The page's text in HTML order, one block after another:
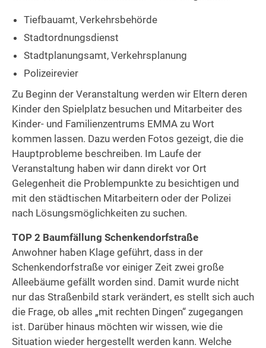
Tiefbauamt, Verkehrsbehörde
Stadtordnungsdienst
Stadtplanungsamt, Verkehrsplanung
Polizeirevier
Zu Beginn der Veranstaltung werden wir Eltern deren
Kinder den Spielplatz besuchen und Mitarbeiter des
Kinder- und Familienzentrums EMMA zu Wort
kommen lassen. Dazu werden Fotos gezeigt, die die
Hauptprobleme beschreiben. Im Laufe der
Veranstaltung haben wir dann direkt vor Ort
Gelegenheit die Problempunkte zu besichtigen und
mit den städtischen Mitarbeitern oder der Polizei
nach Lösungsmöglichkeiten zu suchen.
TOP 2 Baumfällung Schenkendorfstraße
Anwohner haben Klage geführt, dass in der
Schenkendorfstraße vor einiger Zeit zwei große
Alleebäume gefällt worden sind. Damit wurde nicht
nur das Straßenbild stark verändert, es stellt sich auch
die Frage, ob alles „mit rechten Dingen“ zugegangen
ist. Darüber hinaus möchten wir wissen, wie die
Situation wieder hergestellt werden kann. Welche